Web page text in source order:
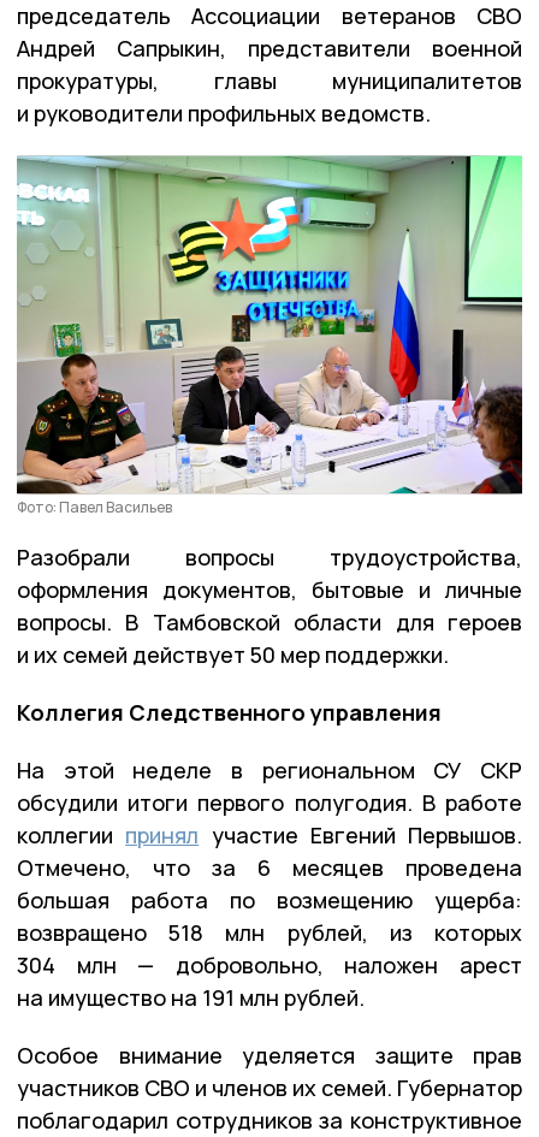
председатель Ассоциации ветеранов СВО
Андрей Сапрыкин, представители военной
прокуратуры, главы муниципалитетов
и руководители профильных ведомств.
Фото: Павел Васильев
Разобрали вопросы трудоустройства,
оформления документов, бытовые и личные
вопросы. В Тамбовской области для героев
и их семей действует 50 мер поддержки.
Коллегия Следственного управления
На этой неделе в региональном СУ СКР
обсудили итоги первого полугодия. В работе
коллегии принял участие Евгений Первышов.
Отмечено, что за 6 месяцев проведена
большая работа по возмещению ущерба:
возвращено 518 млн рублей, из которых
304 млн — добровольно, наложен арест
на имущество на 191 млн рублей.
Особое внимание уделяется защите прав
участников СВО и членов их семей. Губернатор
поблагодарил сотрудников за конструктивное